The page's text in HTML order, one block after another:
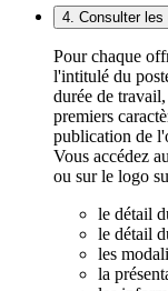
4. Consulter
Pour chaque
l'intitulé du
durée de
premiers
publication de
Vous accédez
ou sur le logo
le détail
le détail
les
la